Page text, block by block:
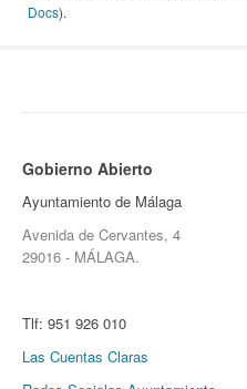
Docs).
Gobierno Abierto
Ayuntamiento de Málaga
Avenida de Cervantes, 4
29016 - MÁLAGA.
Tlf: 951 926 010
Las Cuentas Claras